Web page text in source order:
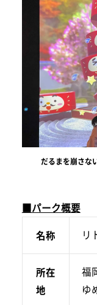
だるまを崩さな
■パーク概要
名称 リ
所在
地
福
ゆ